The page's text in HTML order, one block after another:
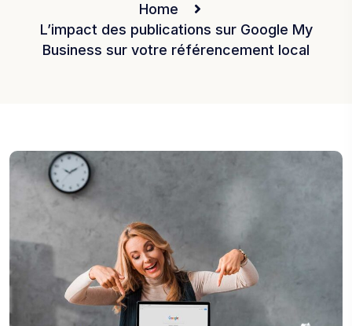
Home
L’impact des publications sur Google My
Business sur votre référencement local